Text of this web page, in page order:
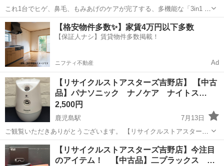
これ1台でヒゲ、鼻毛、もみあげのケアが完了する、多機能な「3in1 電
動シェーバー」です！ 360度回転式の刃が顔の輪郭にピタッと密着
し、敏感肌の方でも優しく深剃りが可能です。鼻毛カッターとバリカ
ンのアタッチメントが付...
鹿児島 日置市 伊集院駅 美容家電
【格安物件多数✨】家賃4万円以下多数
【保証人ナシ】賃貸物件多数掲載！
ニフティ不動産 Ad
【リサイクルストアスターズ吉野店】 【中古
品】パナソニック ナノケア ナイトス…
2,500円
鹿児島駅
7月13日
ご観覧いただきありがとうございます。 【リサイクルストアスターズ
吉野店】 【中古品】パナソニック ナノケア ナイトスチーマー EH -
SA46 白色 になります。 給水タンクに水を入れ、カートリッジにア
ロマオイル...
鹿児島 鹿児島市 鹿児島駅 美容家電 ナノケア
【リサイクルストアスターズ吉野店】今注目
のアイテム！ 【中古品】二プラックス …